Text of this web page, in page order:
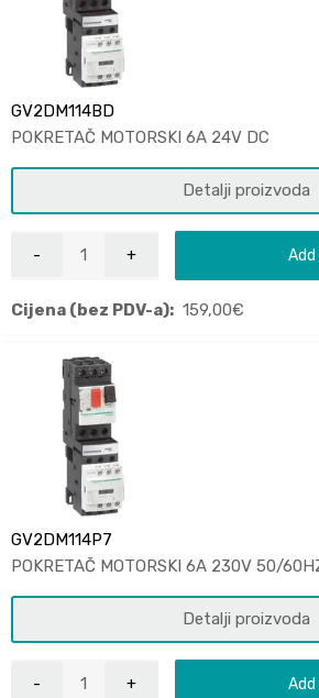
GV2DM114BD
POKRETAČ MOTORSKI 6A 24V DC
Detalji proizvoda
Cijena (bez PDV-a): 159,00€
GV2DM114P7
POKRETAČ MOTORSKI 6A 230V 50/
Detalji proizvoda